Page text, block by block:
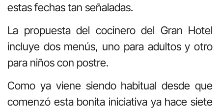
estas fechas tan señaladas.
La propuesta del cocinero del Gran Hotel
incluye dos menús, uno para adultos y otro
para niños con postre.
Como ya viene siendo habitual desde que
comenzó esta bonita iniciativa ya hace siete